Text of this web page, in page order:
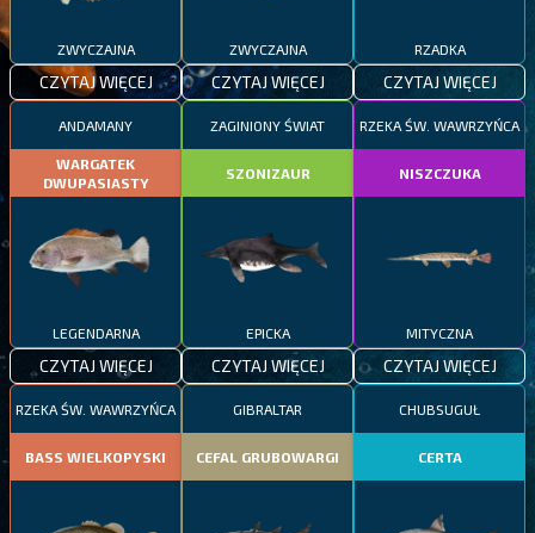
ZWYCZAJNA
CZYTAJ WIĘCEJ
ZWYCZAJNA
CZYTAJ WIĘCEJ
RZADKA
CZYTAJ WIĘCEJ
ANDAMANY
WARGATEK
DWUPASIASTY
LEGENDARNA
CZYTAJ WIĘCEJ
ZAGINIONY ŚWIAT
SZONIZAUR
EPICKA
CZYTAJ WIĘCEJ
RZEKA ŚW. WAWRZYŃCA
NISZCZUKA
MITYCZNA
CZYTAJ WIĘCEJ
RZEKA ŚW. WAWRZYŃCA
BASS WIELKOPYSKI
GIBRALTAR
CEFAL GRUBOWARGI
CHUBSUGUŁ
CERTA